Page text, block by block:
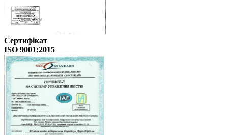
Сертифікат
ISO 9001:2015